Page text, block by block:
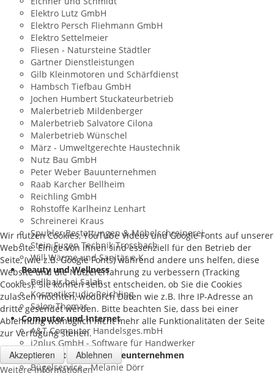
Elektro Lutz GmbH
Elektro Persch Fliehmann GmbH
Elektro Settelmeier
Fliesen - Natursteine Städtler
Gärtner Dienstleistungen
Gilb Kleinmotoren und Schärfdienst
Hambsch Tiefbau GmbH
Jochen Humbert Stuckateurbetrieb
Malerbetrieb Mildenberger
Malerbetrieb Salvatore Cilona
Malerbetrieb Wünschel
März - Umweltgerechte Haustechnik
Nutz Bau GmbH
Peter Weber Bauunternehmen
Raab Karcher Bellheim
Reichling GmbH
Rohstoffe Karlheinz Lenhart
Schreinerei Kraus
Spuhler Bestattungen & Möbelschreinerei
Stein Fugen Technik Trossbach
Will Wärme und Sanitär e.K.
Beauty und Wellness
Bellhair bei Salah
Kosmetikstudio Reichling
Salon Thomas
Computer und Internet
A&T Computer Handelsges.mbH
i2plus GmbH - Software für Handwerker
Dienstleister und Serviceunternehmen
Bügelservice - Melanie Dörr
Wir nutzen Cookies, YouTube Videos und Google Fonts auf unserer
Website. Einige von ihnen sind essenziell für den Betrieb der
Seite, (wie z.B. Google Fonts) während andere uns helfen, diese
Website und die Nutzererfahrung zu verbessern (Tracking
Cookies). Sie können selbst entscheiden, ob Sie die Cookies
zulassen möchten, wodurch Daten wie z.B. Ihre IP-Adresse an
dritte gesendet werden. Bitte beachten Sie, dass bei einer
Ablehnung womöglich nicht mehr alle Funktionalitäten der Seite
zur Verfügung stehen.
Akzeptieren Ablehnen
Weitere Informationen